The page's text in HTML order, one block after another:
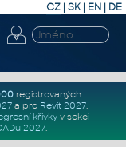
CZ | SK| EN | DE
registrovaných
a pro Revit 2027.
křivkyv sekci
2027.